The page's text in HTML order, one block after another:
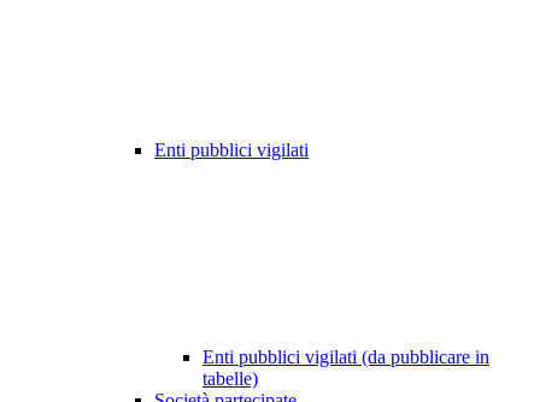
Enti pubblici vigilati
Enti pubblici vigilati (da pubblicare in
tabelle)